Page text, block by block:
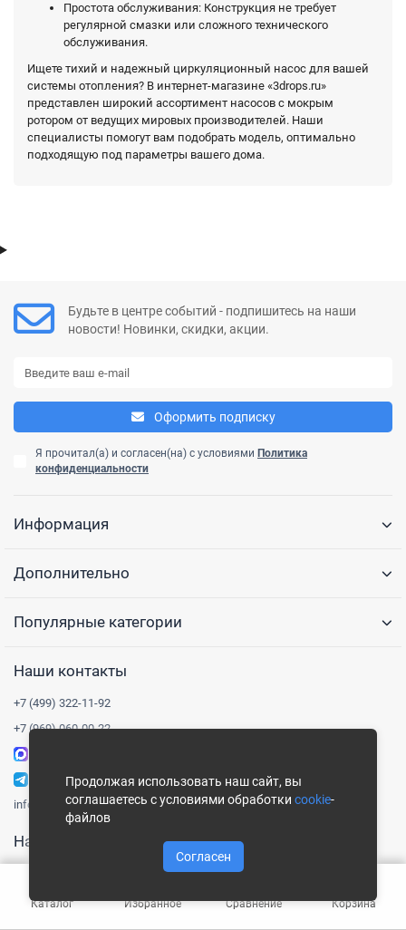
Простота обслуживания: Конструкция не требует
регулярной смазки или сложного технического
обслуживания.
Ищете тихий и надежный циркуляционный насос для вашей
системы отопления? В интернет-магазине «3drops.ru»
представлен широкий ассортимент насосов с мокрым
ротором от ведущих мировых производителей. Наши
специалисты помогут вам подобрать модель, оптимально
подходящую под параметры вашего дома.
Будьте в центре событий - подпишитесь на наши
новости! Новинки, скидки, акции.
Оформить подписку
Я прочитал(а) и согласен(на) с условиями Политика
конфиденциальности
Информация
Дополнительно
Популярные категории
Наши контакты
+7 (499) 322-11-92
+7 (969) 060-00-22
Написать в Telegram
info@3drops.ru
Наш адрес
Московская область, город Королёв, улица Пионерская, дом 1
Понедельник-пятница, 9:00-18:00
Продолжая использовать наш сайт, вы
соглашаетесь с условиями обработки cookie-
файлов
Согласен
Каталог Избранное Сравнение Корзина